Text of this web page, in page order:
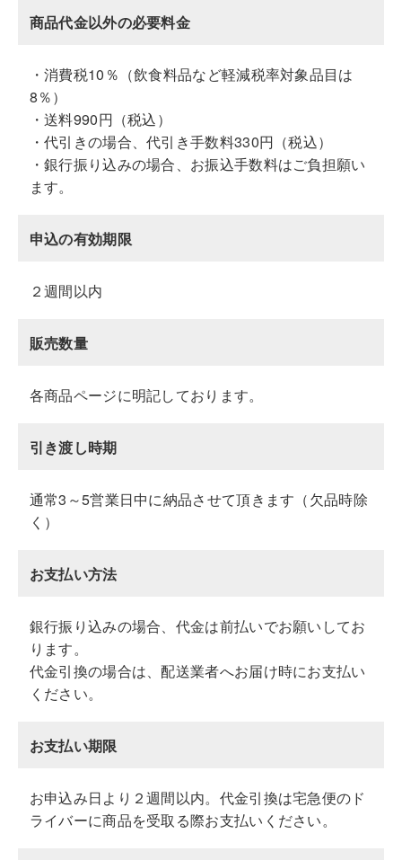
商品代金以外の必要料金
・消費税10％（飲食料品など軽減税率対象品目は
8％）
・送料990円（税込）
・代引きの場合、代引き手数料330円（税込）
・銀行振り込みの場合、お振込手数料はご負担願い
ます。
申込の有効期限
２週間以内
販売数量
各商品ページに明記しております。
引き渡し時期
通常3～5営業日中に納品させて頂きます（欠品時除
く）
お支払い方法
銀行振り込みの場合、代金は前払いでお願いしてお
ります。
代金引換の場合は、配送業者へお届け時にお支払い
ください。
お支払い期限
お申込み日より２週間以内。代金引換は宅急便のド
ライバーに商品を受取る際お支払いください。